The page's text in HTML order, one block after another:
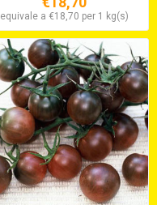
equivale a €18,70 per 1 kg(s)